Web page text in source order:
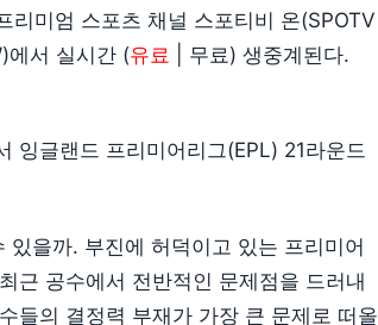
미엄 스포츠 채널 스포티비 온(SPOTV
에서 실시간 (유료 | 무료) 생중계된다.
잉글랜드 프리미어리그(EPL) 21라운드
을까. 부진에 허덕이고 있는 프리미어
근 공수에서 전반적인 문제점을 드러내
들의 결정력 부재가 가장 큰 문제로 떠올